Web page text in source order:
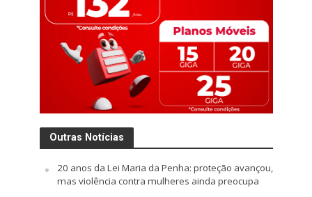
Outras Notícias
20 anos da Lei Maria da Penha: proteção avançou,
mas violência contra mulheres ainda preocupa